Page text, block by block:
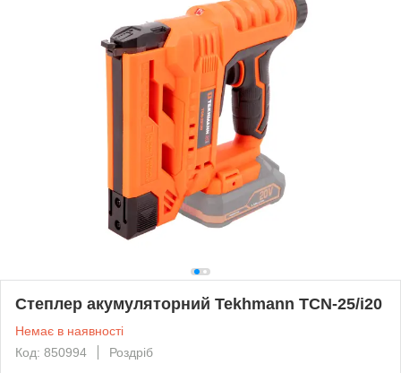
Степлер акумуляторний Tekhmann TCN-25/i20
Немає в наявності
Код: 850994
Роздріб